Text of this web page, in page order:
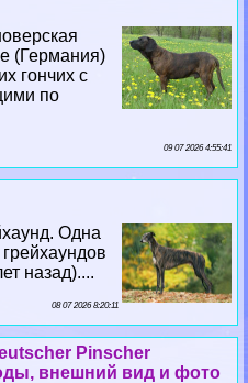
(Германия)
гончих с
по
09 07 2026 4:55:41
Одна
назад)....
08 07 2026 8:20:11
Pinscher
внешний вид и фото